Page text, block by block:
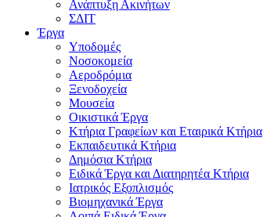
Ανάπτυξη Ακινήτων
ΣΔΙΤ
Έργα
Υποδομές
Νοσοκομεία
Αεροδρόμια
Ξενοδοχεία
Μουσεία
Οικιστικά Έργα
Κτήρια Γραφείων και Εταιρικά Κτήρια
Εκπαιδευτικά Κτήρια
Δημόσια Κτήρια
Ειδικά Έργα και Διατηρητέα Κτήρια
Ιατρικός Εξοπλισμός
Βιομηχανικά Έργα